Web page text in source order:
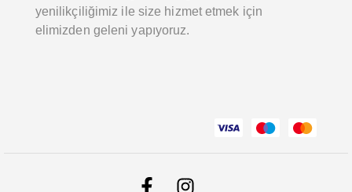
yenilikçiliğimiz ile size hizmet etmek için
elimizden geleni yapıyoruz.